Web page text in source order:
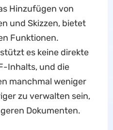
Hinzufügen von
und Skizzen, bietet
Funktionen.
es keine direkte
Inhalts, und die
manchmal weniger
zu verwalten sein,
Dokumenten.